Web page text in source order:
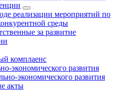
реализации мероприятий по
среды
за развитие
комплаенс
экономического развития
экономического развития
акты